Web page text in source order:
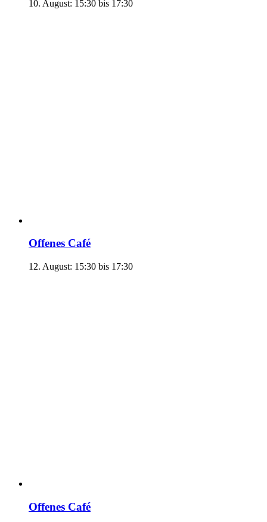
10. August: 15:30 bis 17:30
Offenes Café
12. August: 15:30 bis 17:30
Offenes Café